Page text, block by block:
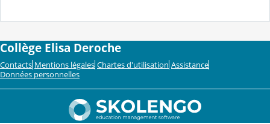
Collège Elisa Deroche
Contacts Mentions légales Chartes d'utilisation Assistance
Données personnelles